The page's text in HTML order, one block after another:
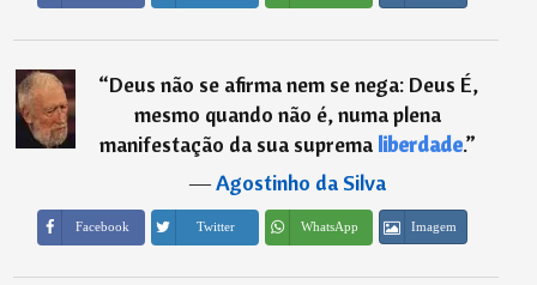
“Deus não se afirma nem se nega: Deus É,
mesmo quando não é, numa plena
manifestação da sua suprema liberdade.”
―Agostinho da Silva
Facebook Twitter WhatsApp Imagem